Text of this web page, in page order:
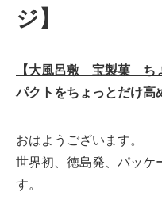
ジ】
【大風呂敷 宝製菓 ち
パクトをちょっとだけ高
おはようございます。
世界初、徳島発、パッケ
す。